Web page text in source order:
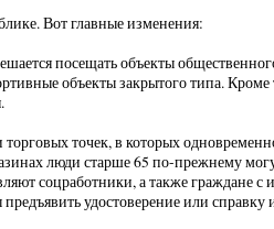
Вот главные изменения:
посещать объекты
объекты закрытого типа.
точек, в которых
люди старше 65 по-прежнему
соцработники, а также граждане
удостоверение или справку